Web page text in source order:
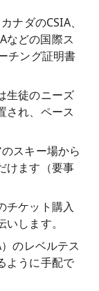
ナダのCSIA、
などの国際ス
チング証明書
生徒のニーズ
され、ペース
スキー場から
けます（要事
チケット購入
します。
のレベルテス
ように手配で